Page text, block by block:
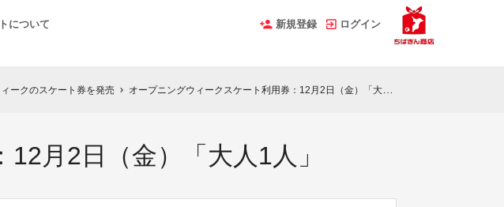
について 新規登録 ログイン
ークのスケート券を発売 chevron_right オープニングウィークスケート利用券：12月2日（金）「大人1人」
月2日（金）「大人1人」